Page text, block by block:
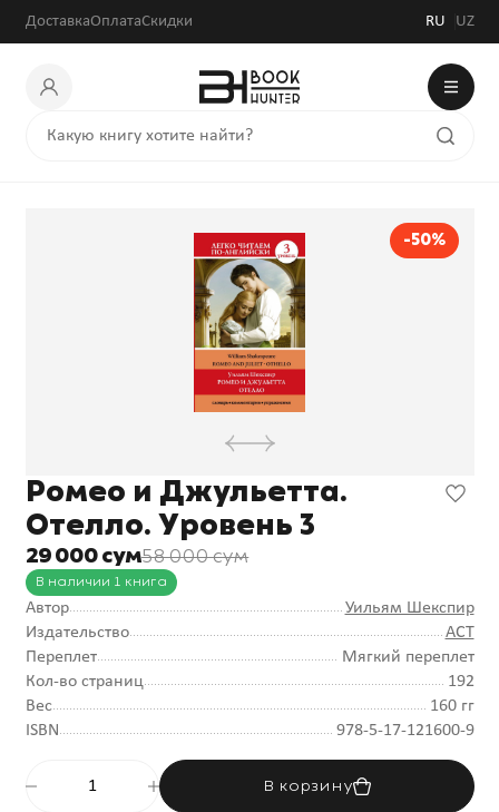
ДоставкаОплатаСкидки RU UZ
-50%
Ромео и Джульетта.
Отелло. Уровень 3
29 000 сум58 000 сум
В наличии 1 книга
Автор
Уильям Шекспир
Издательство
АСТ
Переплет
Мягкий переплет
Кол-во страниц
192
Вес
160 гг
ISBN
978-5-17-121600-9
В корзину